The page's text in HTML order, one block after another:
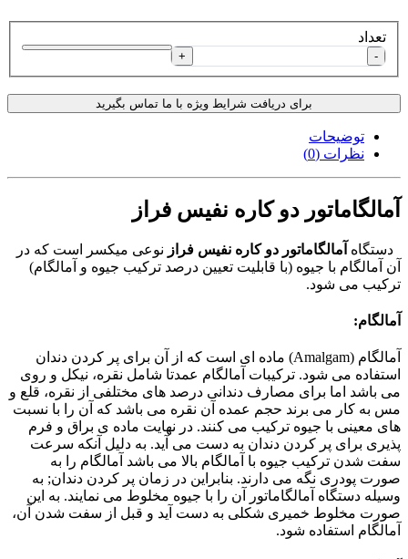
تعداد
-
+
برای دریافت شرایط ویژه با ما تماس بگیرید
توضیحات
نظرات (0)
آمالگاماتور دو کاره نفیس فراز
دستگاه آمالگاماتور دو کاره نفیس فراز نوعی میکسر است که در
آن آمالگام با جیوه (با قابلیت تعیین درصد ترکیب جیوه و آمالگام)
ترکیب می شود.
آمالگام:
آمالگام (Amalgam) ماده ای است که از آن برای پر کردن دندان
استفاده می شود. ترکیبات آمالگام عمدتا شامل نقره، نیکل و روی
می باشد اما برای مصارف دندانی درصد های مختلفی از نقره، قلع و
مس به کار می برند حجم عمده آن نقره می باشد که آن را با نسبت
های معینی با جیوه ترکیب می کنند. در نهایت ماده ی براق و فرم
پذیری برای پر کردن دندان به دست می آید. به دلیل آنکه سرعت
سفت شدن ترکیب جیوه با آمالگام بالا می باشد آمالگام را به
صورت پودری نگه می دارند. بنابراین در زمان پر کردن دندان; به
وسیله دستگاه آمالگاماتور آن را با جیوه مخلوط می نمایند. به این
صورت مخلوط خمیری شکلی به دست آید و قبل از سفت شدن آن،
آمالگام استفاده شود.